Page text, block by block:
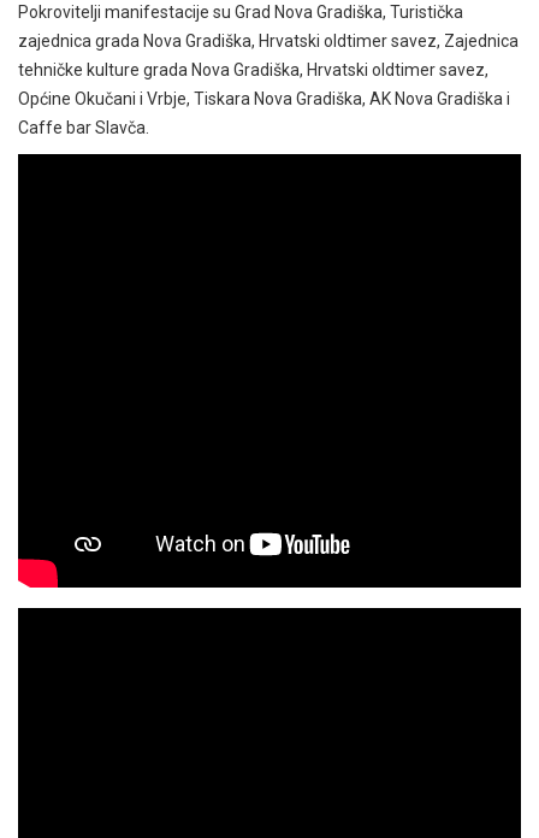
Pokrovitelji manifestacije su Grad Nova Gradiška, Turistička
zajednica grada Nova Gradiška, Hrvatski oldtimer savez, Zajednica
tehničke kulture grada Nova Gradiška, Hrvatski oldtimer savez,
Općine Okučani i Vrbje, Tiskara Nova Gradiška, AK Nova Gradiška i
Caffe bar Slavča.